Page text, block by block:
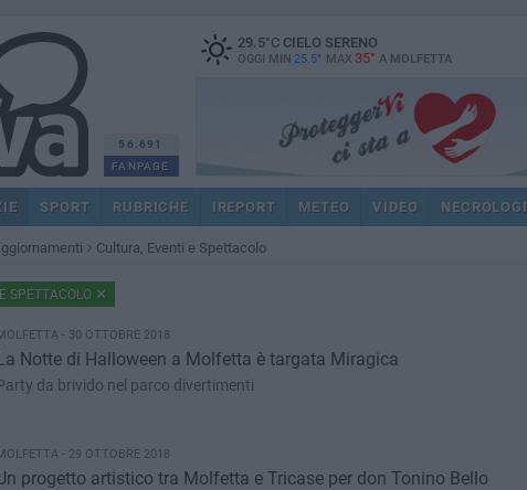
56.691
FANPAGE
29.5°CCIELO SERENO
OGGI MIN 25.5° MAX 35° A MOLFETTA
SPORT RUBRICHE IREPORT METEO VIDEO NECROLOGI
Cultura, Eventi e Spettacolo
SPETTACOLO
- 30 OTTOBRE 2018
Notte di Halloween a Molfetta è targata Miragica
da brivido nel parco divertimenti
- 29 OTTOBRE 2018
progetto artistico tra Molfetta e Tricase per don Tonino Bello